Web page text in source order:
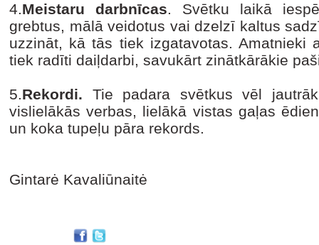
4.Meistaru darbnīcas. Svētku laikā
grebtus, mālā veidotus vai dzelzī kaltus
uzzināt, kā tās tiek izgatavotas. Amatnieki
tiek radīti daiļdarbi, savukārt zinātkārākie
5.Rekordi. Tie padara svētkus vēl
vislielākās verbas, lielākā vistas gaļas
un koka tupeļu pāra rekords.
Gintarė Kavaliūnaitė